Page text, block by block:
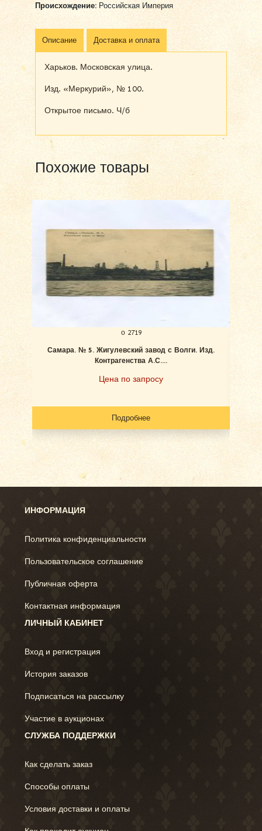
Происхождение: Российская Империя
Описание Доставка и оплата
Харьков. Московская улица.
Изд. «Меркурий», № 100.
Открытое письмо. Ч/б
Похожие товары
о 2719
Самара. № 5. Жигулевский завод с Волги. Изд.
Контрагенства А.С....
Цена по запросу
Подробнее
ИНФОРМАЦИЯ
Политика конфиденциальности
Пользовательское соглашение
Публичная оферта
Контактная информация
ЛИЧНЫЙ КАБИНЕТ
Вход и регистрация
История заказов
Подписаться на рассылку
Участие в аукционах
СЛУЖБА ПОДДЕРЖКИ
Как сделать заказ
Способы оплаты
Условия доставки и оплаты